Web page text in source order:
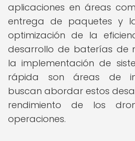
aplicaciones en áreas
entrega de paquetes y
optimización de la
desarrollo de baterías de
la implementación de
rápida son áreas de
buscan abordar estos
rendimiento de los
operaciones.